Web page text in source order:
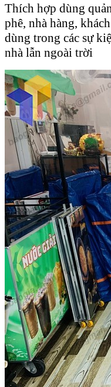
Thích hợp dùng
phê, nhà hàng,
dùng trong các sự
nhà lẫn ngoài trời